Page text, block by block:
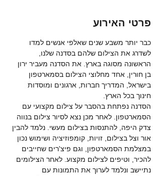
פרטי האירוע
כבר יותר משבע שנים שאלפי אנשים למדו
לשדרג את הצילום שלהם בסדנה שלנו,
הראשונה מסוגה בארץ. את הסדנה מעביר ירון
בן חורין, אחד מחלוצי הצילום בסמארטפון
בישראל, המדריך חברות, ארגונים ומוסדות
חינוך בכל הארץ.
הסדנה נפתחת בהסבר על צילום מקצועי עם
הסמארטפון. לאחר מכן נצא לסיור צילום בנווה
צדק היפה, להתנסות בצילום מעשי. נלמד להבין
אור וצל בצילום, זויות, קומפוזיציה ושימוש נכון
במצלמת הסמארטפון, וגם פיצ'רים שחייבים
להכיר, וטיפים לצילום מקצוע. לאחר הצילומים
נתיישב ונלמד לערוך את התמונות עם